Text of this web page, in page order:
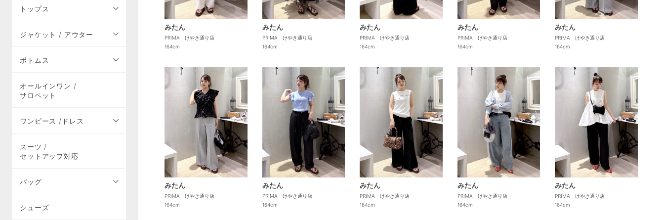
トップス
ジャケット / アウター
ボトムス
オールインワン /
サロペット
ワンピース /ドレス
スーツ /
セットアップ対応
バッグ
シューズ
みたん
PRIMA けやき通り店
164cm
みたん
PRIMA けやき通り店
164cm
みたん
PRIMA けやき通り店
164cm
みたん
PRIMA けやき通り店
164cm
みたん
PRIMA けやき通り店
164cm
みたん
PRIMA けやき通り店
164cm
みたん
PRIMA けやき通り店
164cm
みたん
PRIMA けやき通り店
164cm
みたん
PRIMA けやき通り店
164cm
みたん
PRIMA けやき通り店
164cm